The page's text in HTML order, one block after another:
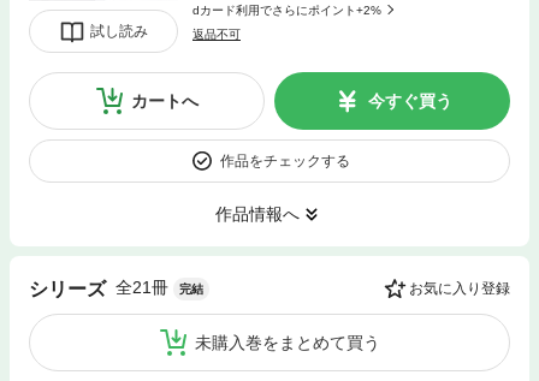
試し読み
dカード利用でさらにポイント+2%
返品不可
カートへ 今すぐ買う
作品をチェックする
作品情報へ
シリーズ 全21冊 完結 お気に入り登録
未購入巻をまとめて買う